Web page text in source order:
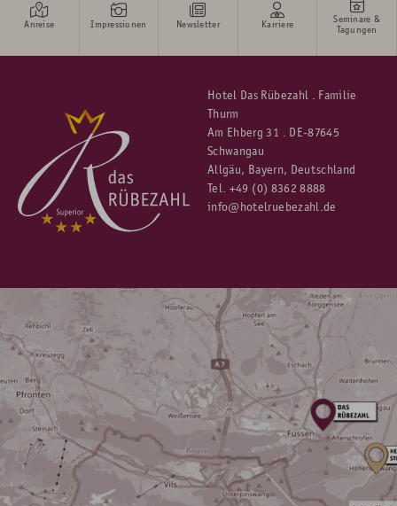
Anreise Impressionen Newsletter Karriere
Seminare &
Tagungen
Hotel Das Rübezahl . Familie
Thurm
Am Ehberg 31 . DE-87645
Schwangau
Allgäu, Bayern, Deutschland
Tel. +49 (0) 8362 8888
info@hotelruebezahl.de